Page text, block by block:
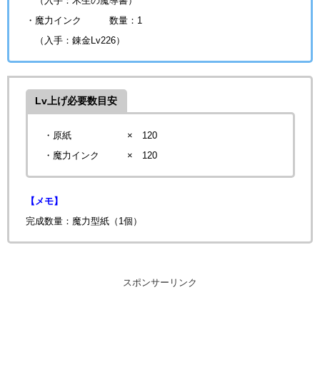
・魔力インク 数量：1
（入手：錬金Lv226）
Lv上げ必要数目安
・原紙 × 120
・魔力インク × 120
【メモ】
完成数量：魔力型紙（1個）
スポンサーリンク